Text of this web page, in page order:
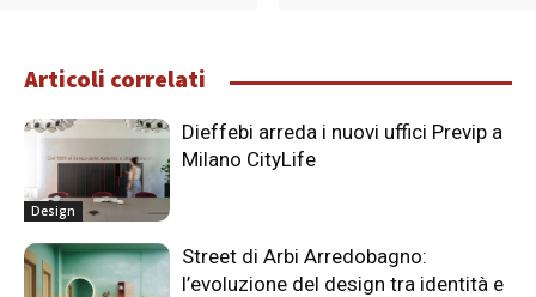
Articoli correlati
Design
Dieffebi arreda i nuovi uffici Previp a
Milano CityLife
Street di Arbi Arredobagno:
l’evoluzione del design tra identità e